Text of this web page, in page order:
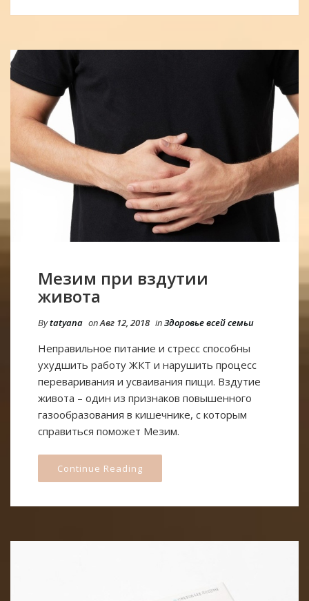
Мезим при вздутии
живота
Bytatyana onАвг 12, 2018 inЗдоровье всей семьи
Неправильное питание и стресс способны
ухудшить работу ЖКТ и нарушить процесс
переваривания и усваивания пищи. Вздутие
живота – один из признаков повышенного
газообразования в кишечнике, с которым
справиться поможет Мезим.
Continue Reading